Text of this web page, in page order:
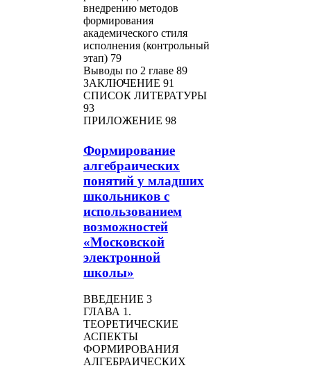
внедрению методов
формирования
академического стиля
исполнения (контрольный
этап) 79
Выводы по 2 главе 89
ЗАКЛЮЧЕНИЕ 91
СПИСОК ЛИТЕРАТУРЫ
93
ПРИЛОЖЕНИЕ 98
Формирование
алгебраических
понятий у младших
школьников с
использованием
возможностей
«Московской
электронной
школы»
ВВЕДЕНИЕ 3
ГЛАВА 1.
ТЕОРЕТИЧЕСКИЕ
АСПЕКТЫ
ФОРМИРОВАНИЯ
АЛГЕБРАИЧЕСКИХ